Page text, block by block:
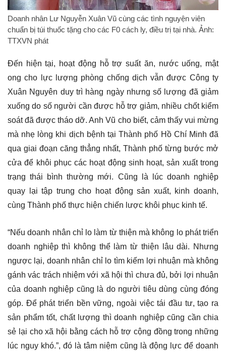
Doanh nhân Lư Nguyễn Xuân Vũ cùng các tình nguyện viên
chuẩn bị túi thuốc tặng cho các F0 cách ly, điều trị tại nhà. Ảnh:
TTXVN phát
Đến hiện tại, hoạt động hỗ trợ suất ăn, nước uống, mật
ong cho lực lượng phòng chống dịch vẫn được Công ty
Xuân Nguyên duy trì hàng ngày nhưng số lượng đã giảm
xuống do số người cần được hỗ trợ giảm, nhiều chốt kiểm
soát đã được tháo dỡ. Anh Vũ cho biết, cảm thấy vui mừng
mà nhẹ lòng khi dịch bệnh tại Thành phố Hồ Chí Minh đã
qua giai đoạn căng thẳng nhất, Thành phố từng bước mở
cửa để khôi phục các hoạt động sinh hoạt, sản xuất trong
trạng thái bình thường mới. Cũng là lúc doanh nghiệp
quay lại tập trung cho hoạt động sản xuất, kinh doanh,
cùng Thành phố thực hiện chiến lược khôi phục kinh tế.
“Nếu doanh nhân chỉ lo làm từ thiện mà không lo phát triển
doanh nghiệp thì không thể làm từ thiện lâu dài. Nhưng
ngược lại, doanh nhân chỉ lo tìm kiếm lợi nhuận mà không
gánh vác trách nhiệm với xã hội thì chưa đủ, bởi lợi nhuận
của doanh nghiệp cũng là do người tiêu dùng cùng đóng
góp. Để phát triển bền vững, ngoài việc tái đầu tư, tạo ra
sản phẩm tốt, chất lượng thì doanh nghiệp cũng cần chia
sẻ lại cho xã hội bằng cách hỗ trợ cộng đồng trong những
lúc nguy khó.”, đó là tâm niệm cũng là động lực để doanh